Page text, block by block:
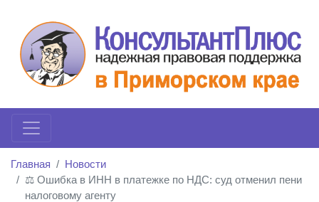
Главная
Новости
⚖️ Ошибка в ИНН в платежке по НДС: суд отменил пени
налоговому агенту